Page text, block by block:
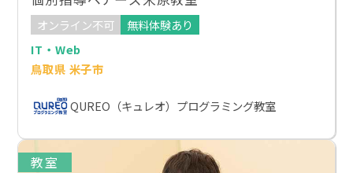
オンライン不可
無料体験あり
IT・Web
鳥取県 米子市
QUREO（キュレオ）プログラミング教室
教室